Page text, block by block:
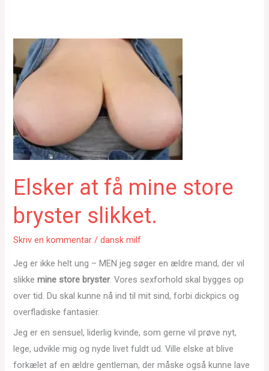
Elsker at få mine store
bryster slikket.
Skriv en kommentar /dansk milf
Jeg er ikke helt ung – MEN jeg søger en ældre mand, der vil
slikkemine store bryster. Vores sexforhold skal bygges op
over tid. Du skal kunne nå ind til mit sind, forbi dickpics og
overfladiske fantasier.
Jeg er en sensuel, liderlig kvinde, som gerne vil prøve nyt,
lege, udvikle mig og nyde livet fuldt ud. Ville elske at blive
forkælet af en ældre gentleman, der måske også kunne lave